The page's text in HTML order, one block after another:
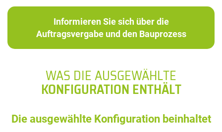
Informieren Sie sich über die
Auftragsvergabe und den Bauprozess
WAS DIE AUSGEWÄHLTE
KONFIGURATION ENTHÄLT
Die ausgewählte Konfiguration beinhaltet